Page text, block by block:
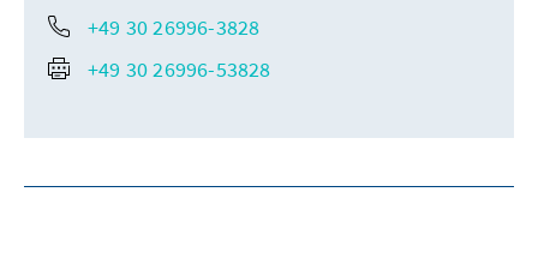
+49 30 26996-3828
+49 30 26996-53828